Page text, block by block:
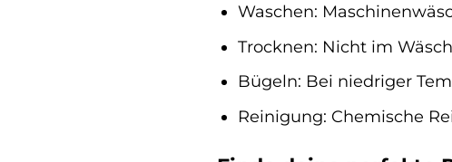
Waschen:
Trocknen: Nicht im
Bügeln: Bei niedriger
Reinigung: Chemische